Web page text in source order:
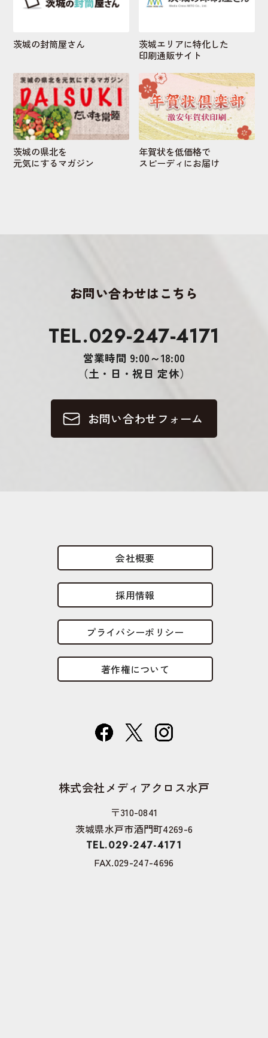
茨城の封筒屋さん
茨城エリアに特化した
印刷通販サイト
茨城の県北を
元気にするマガジン
年賀状を低価格で
スピーディにお届け
お問い合わせはこちら
TEL.029-247-4171
営業時間 9:00～18:00
（土・日・祝日 定休）
お問い合わせフォーム
会社概要
採用情報
プライバシーポリシー
著作権について
株式会社メディアクロス水戸
〒310-0841
茨城県水戸市酒門町4269-6
TEL.029-247-4171
FAX.029-247-4696